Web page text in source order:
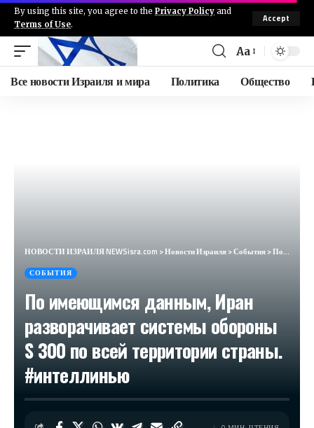
By using this site, you agree to the Privacy Policy and
Terms of Use.
Accept
Aa
Все новости Израиля и мира Политика Общество
НОВОСТИ ИЗРАИЛЯ NEWSisra.com >Новости Израиля>События>По имеющимся данным, Иран разворачивает системы обороны S 300 по всей территории страны. #интеллинью
СОБЫТИЯ
По имеющимся данным, Иран
разворачивает системы обороны
S 300 по всей территории страны.
#интеллинью